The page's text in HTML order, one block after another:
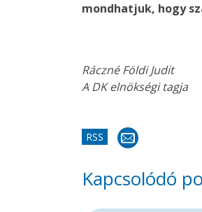
mondhatjuk, hogy
Ráczné Földi Judit
A DK elnökségi tagja
RSS
Kapcsolódó